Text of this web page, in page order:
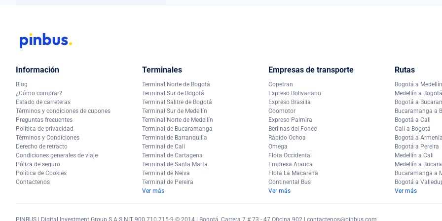
Información
Blog
¿Cómo comprar?
Estado de carreteras
Términos y condiciones de cupones
Preguntas frecuentes
Política de privacidad
Términos y Condiciones
Derecho de retracto
Condiciones generales de viaje
Póliza de seguro
Política de Cookies
Contactenos
Terminales
Terminal Norte de Bogotá
Terminal Sur de Bogotá
Terminal Salitre de Bogotá
Terminal Sur de Medellín
Terminal Norte de Medellín
Terminal de Bucaramanga
Terminal de Barranquilla
Terminal de Cali
Terminal de Cartagena
Terminal de Santa Marta
Terminal de Neiva
Terminal de Pereira
Ver más
Empresas de transporte
Copetran
Expreso Bolivariano
Expreso Brasilia
Coomotor
Expreso Palmira
Berlinas del Fonce
Rápido Ochoa
Omega
Flota Occidental
Empresa Arauca
Flota La Macarena
Continental Bus
Ver más
Rutas
Bogotá a Medellín
Medellín a Bogotá
Bogotá a
Bucaramanga a
Bogotá a Cali
Cali a Bogotá
Bogotá a
Bogotá a Pereira
Medellín a Cali
Medellín a
Bucaramanga a
Bogotá a
Ver más
PINBUS | Digital Investment Group S.A.S NIT 900.710.715-9 © 2014 | Bogotá, Carrera 7 # 73 - 47 Oficina 902 | contactenos@pinbus.com